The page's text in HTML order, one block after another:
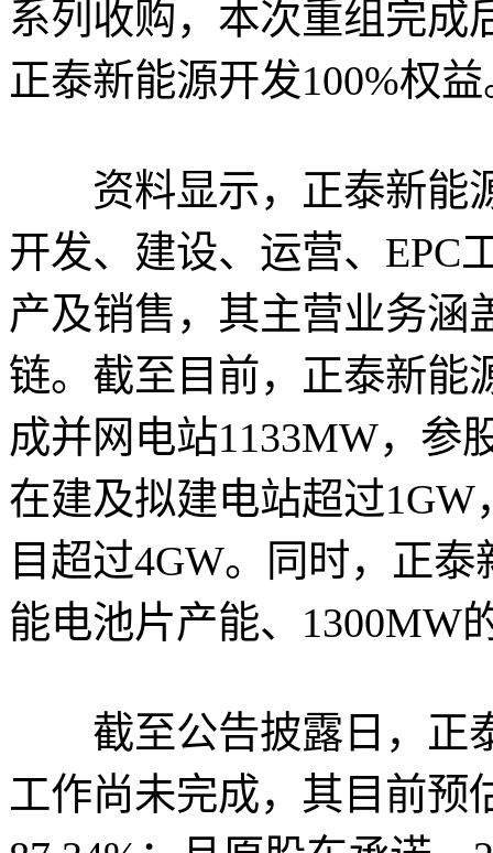
系列收购，本次重组完成
正泰新能源开发100%权
资料显示，正泰新能
开发、建设、运营、EPC
产及销售，其主营业务涵
链。截至目前，正泰新能
成并网电站1133MW，参
在建及拟建电站超过
目超过4GW。同时，正
能电池片产能、1300MW
截至公告披露日，正
工作尚未完成，其目前预